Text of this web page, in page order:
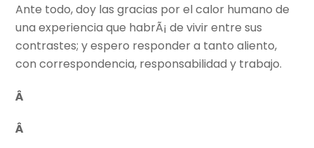
Ante todo, doy las gracias por el calor humano de
una experiencia que habrÃ¡ de vivir entre sus
contrastes; y espero responder a tanto aliento,
con correspondencia, responsabilidad y trabajo.
Â
Â